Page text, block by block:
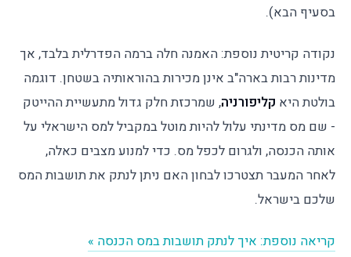
בסעיף הבא).
נקודה קריטית נוספת: האמנה חלה ברמה הפדרלית בלבד, אך
מדינות רבות בארה"ב אינן מכירות בהוראותיה בשטחן. דוגמה
בולטת היא קליפורניה, שמרכזת חלק גדול מתעשיית ההייטק
- שם מס מדינתי עלול להיות מוטל במקביל למס הישראלי על
אותה הכנסה, ולגרום לכפל מס. כדי למנוע מצבים כאלה,
לאחר המעבר תצטרכו לבחון האם ניתן לנתק את תושבות המס
שלכם בישראל.
קריאה נוספת: איך לנתק תושבות במס הכנסה »